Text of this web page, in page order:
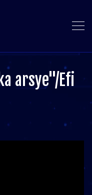
arsye"/Efi